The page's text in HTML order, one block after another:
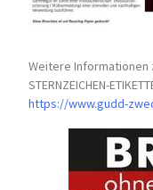
Weitere Informationen
STERNZEICHEN-
https://www.gudd-